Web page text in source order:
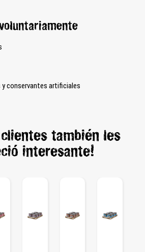
conservantes artificiales
también les
interesante!